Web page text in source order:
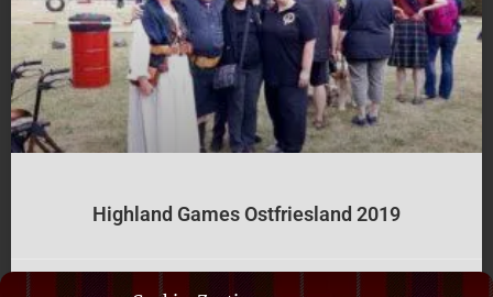
Highland Games Ostfriesland 2019
Clan Fraser Sonntag, 04. Aug.. 2019